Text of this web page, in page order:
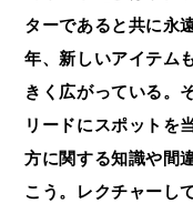
ターであると共に永
年、新しいアイテム
きく広がっている。
リードにスポットを
方に関する知識や間
こう。レクチャーし